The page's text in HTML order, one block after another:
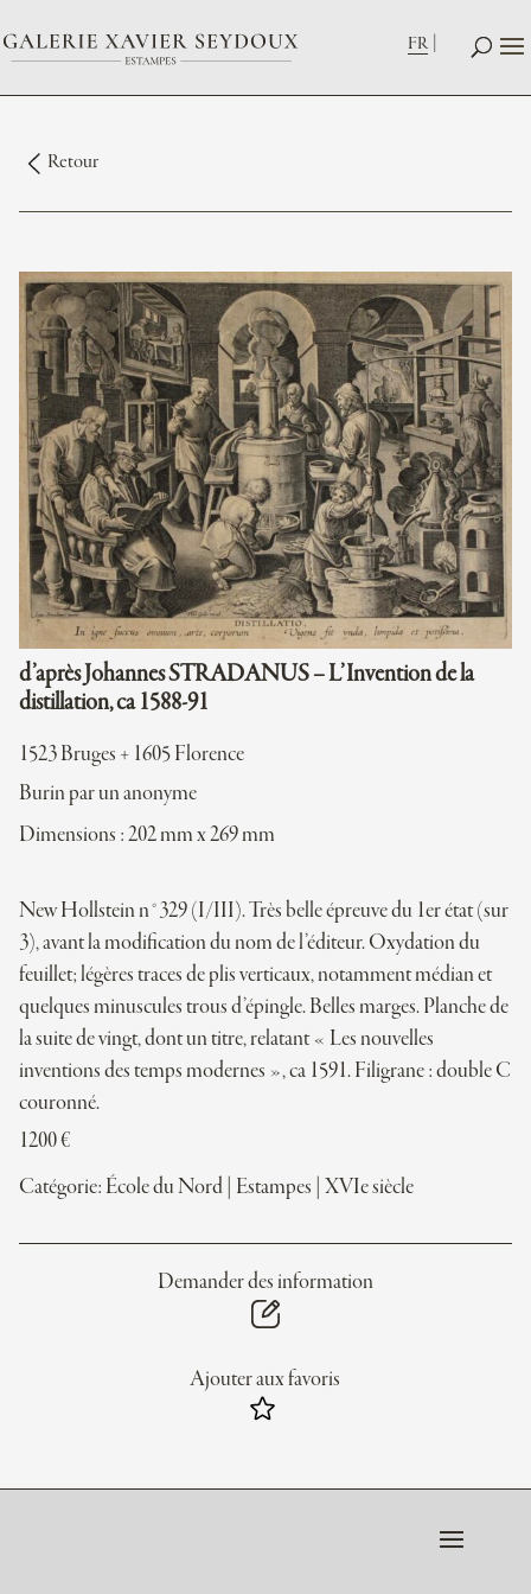
FR
Retour
d’après Johannes STRADANUS – L’Invention de la
distillation, ca 1588-91
1523 Bruges + 1605 Florence
Burin par un anonyme
Dimensions : 202 mm x 269 mm
New Hollstein n°329 (I/III). Très belle épreuve du 1er état (sur
3), avant la modification du nom de l’éditeur. Oxydation du
feuillet; légères traces de plis verticaux, notamment médian et
quelques minuscules trous d’épingle. Belles marges. Planche de
la suite de vingt, dont un titre, relatant « Les nouvelles
inventions des temps modernes », ca 1591. Filigrane : double C
couronné.
1200€
Catégorie: École du Nord Estampes XVIe siècle
Demander des information
Ajouter aux favoris